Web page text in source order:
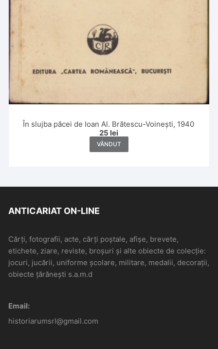
În slujba păcei de Ioan Al. Brătescu-Voinești, 1940
25 lei
VÂNDUT
ANTICARIAT ON-LINE
Cărți, fotografii, acte, cărți poștale, afișe, brevete,
etichete, ziare, reviste, broșuri și alte obiecte de colecție:
jocuri, jucării, uniforme școlare, militare, medalii, decorații,
obiecte țărănești s.a.m.d
Email:
historiarumsrl@gmail.com